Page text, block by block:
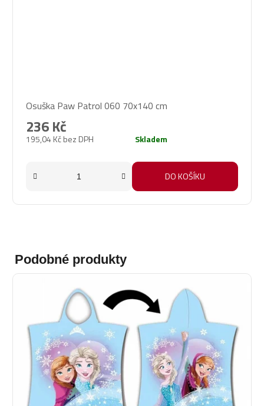
Osuška Paw Patrol 060 70x140 cm
195,04 Kč bez DPH
236 Kč
Skladem
DO KOŠÍKU
Podobné produkty